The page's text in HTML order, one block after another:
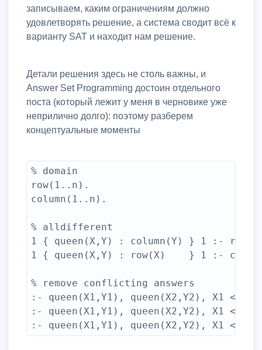
записываем, каким ограничениям должно
удовлетворять решение, а система сводит всё к
варианту SAT и находит нам решение.
Детали решения здесь не столь важны, и
Answer Set Programming достоин отдельного
поста (который лежит у меня в черновике уже
неприлично долго): поэтому разберем
концептуальные моменты
% domain
row(1..n).
column(1..n).
% alldifferent
1 { queen(X,Y) : column(Y) } 1 :-
1 { queen(X,Y) : row(X)    } 1 :-
% remove conflicting answers
:- queen(X1,Y1), queen(X2,Y2), X1 < X2,
:- queen(X1,Y1), queen(X2,Y2), X1 <
:- queen(X1,Y1), queen(X2,Y2), X1 <